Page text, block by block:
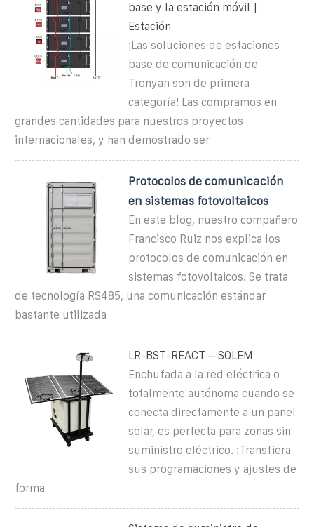
base y la estación móvil |
Estación
¡Las soluciones de estaciones
base de comunicación de
Tronyan son de primera
categoría! Las compramos en
grandes cantidades para nuestros proyectos
internacionales, y han demostrado ser
Protocolos de comunicación
en sistemas fotovoltaicos
En este blog, nuestro compañero
Francisco Ruiz nos explica los
protocolos de comunicación en
sistemas fotovoltaicos. Se trata
de tecnología RS485, una comunicación estándar
bastante utilizada
LR-BST-REACT – SOLEM
Enchufada a la red eléctrica o
totalmente autónoma cuando se
conecta directamente a un panel
solar, es perfecta para zonas sin
suministro eléctrico. ¡Transfiera
sus programaciones y ajustes de
forma